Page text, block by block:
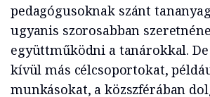
pedagógusoknak szánt
ugyanis szorosabban
együttműködni a tanárokkal.
kívül más célcsoportokat,
munkásokat, a közszférában